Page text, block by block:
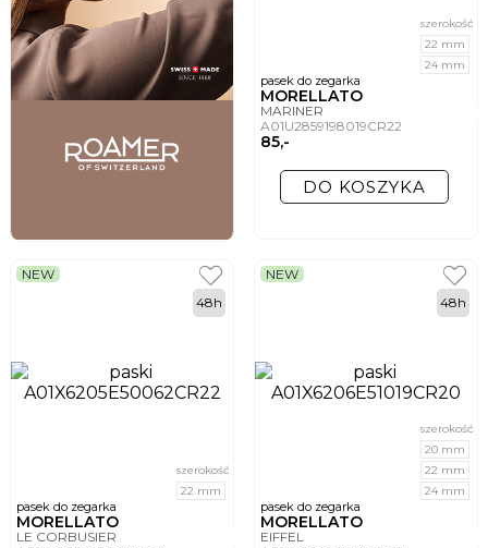
pasek do zegarka
MORELLATO
MARINER
A01U2859198019CR22
85,-
szerokość
22 mm
24 mm
DO KOSZYKA
pasek do zegarka
MORELLATO
LE CORBUSIER
NEW
szerokość
22 mm
48h
pasek do zegarka
MORELLATO
EIFFEL
NEW
szerokość
20 mm
22 mm
24 mm
48h